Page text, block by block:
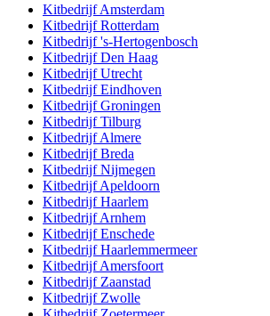
KitbedrijfAmsterdam
KitbedrijfRotterdam
Kitbedrijf's-Hertogenbosch
KitbedrijfDen Haag
KitbedrijfUtrecht
KitbedrijfEindhoven
KitbedrijfGroningen
KitbedrijfTilburg
KitbedrijfAlmere
KitbedrijfBreda
KitbedrijfNijmegen
KitbedrijfApeldoorn
KitbedrijfHaarlem
KitbedrijfArnhem
KitbedrijfEnschede
KitbedrijfHaarlemmermeer
KitbedrijfAmersfoort
Kitbedrijf Zaanstad
Kitbedrijf Zwolle